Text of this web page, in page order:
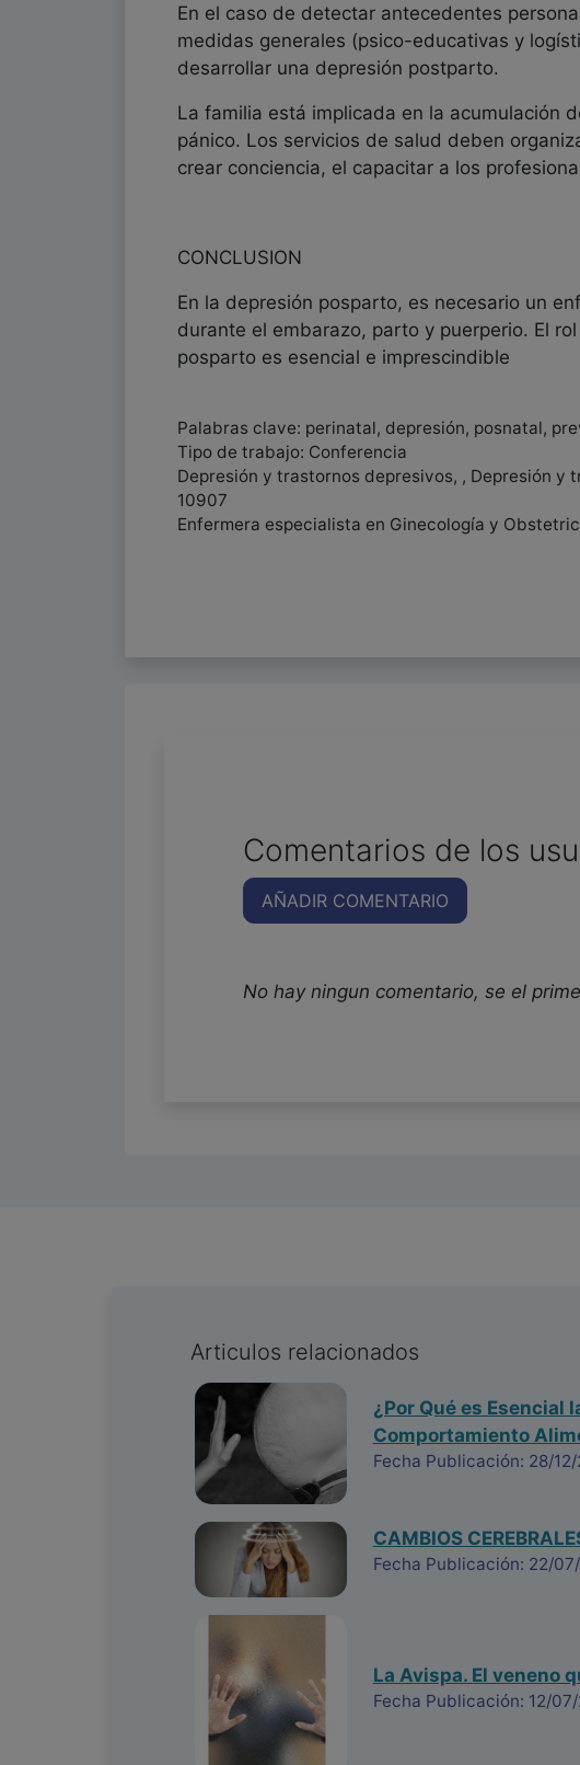
En el caso de detectar antecedentes
medidas generales (psico-educativas y
desarrollar una depresión postparto.
La familia está implicada en la acumulación
pánico. Los servicios de salud deben
crear conciencia, el capacitar a los
CONCLUSION
En la depresión posparto, es necesario un
durante el embarazo, parto y puerperio. El
posparto es esencial e imprescindible
Palabras clave: perinatal, depresión, posnatal,
Tipo de trabajo: Conferencia
Depresión y trastornos depresivos, , Depresión
10907
Enfermera especialista en Ginecología y
Comentarios de los
AÑADIR COMENTARIO
No hay ningun comentario, se el
Articulos relacionados
¿Por Qué es Esencial
Comportamiento
Fecha Publicación: 28/
CAMBIOS
Fecha Publicación: 22/
La Avispa. El veneno
Fecha Publicación: 12/